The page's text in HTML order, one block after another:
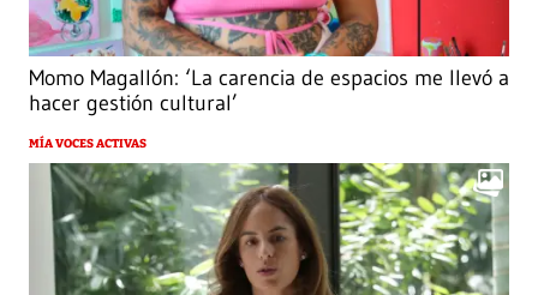
Momo Magallón: ‘La carencia de espacios me llevó a
hacer gestión cultural’
MÍA VOCES ACTIVAS